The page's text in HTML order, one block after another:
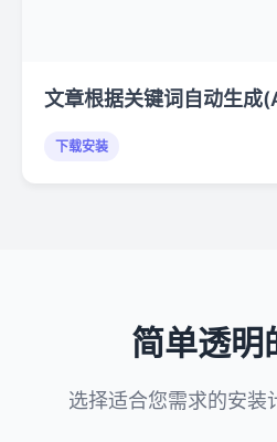
文章根据关键词自动生成
下载安装
简单透明
选择适合您需求的安装